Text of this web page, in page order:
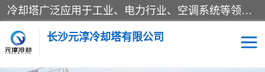
冷却塔广泛应用于工业、电力行业、空调系统等领域。在电力行业中，用于冷却发电机组的循环水；在工业生产中，如化工、冶金等行业，可降低生产过程中产生的热量；在空调系统中，为空调设备提供冷却水源
长沙元淳冷却塔有限公司